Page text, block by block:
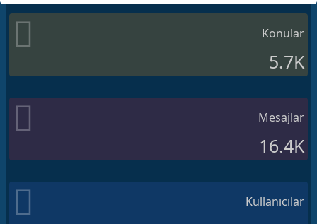
Konular
5.7K
Mesajlar
16.4K
Kullanıcılar